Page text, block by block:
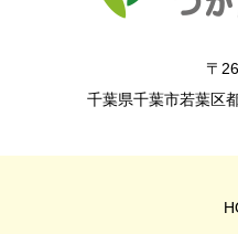
〒
千葉県千葉市若葉区